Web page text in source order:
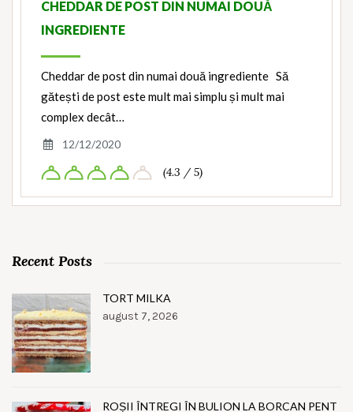
CHEDDAR DE POST DIN NUMAI DOUĂ
INGREDIENTE
Cheddar de post din numai două ingrediente Să
gătești de post este mult mai simplu și mult mai
complex decât…
12/12/2020
(4.3 / 5)
Recent Posts
TORT MILKA
august 7, 2026
ROȘII ÎNTREGI ÎN BULION LA BORCAN PENT